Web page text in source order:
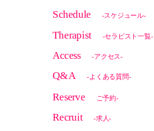
Schedule -スケジュール-
Therapist -セラピスト一覧-
Access -アクセス-
Q&A -よくある質問-
Reserve ご予約-
Recruit -求人-